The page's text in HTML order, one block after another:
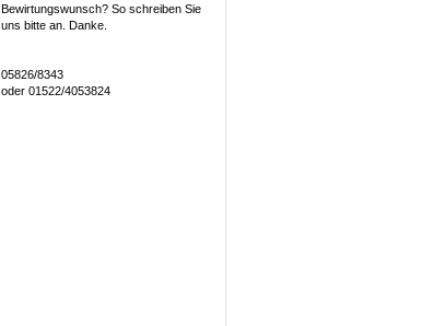
Bewirtungswunsch? So schreiben Sie
uns bitte an. Danke.
05826/8343
oder 01522/4053824